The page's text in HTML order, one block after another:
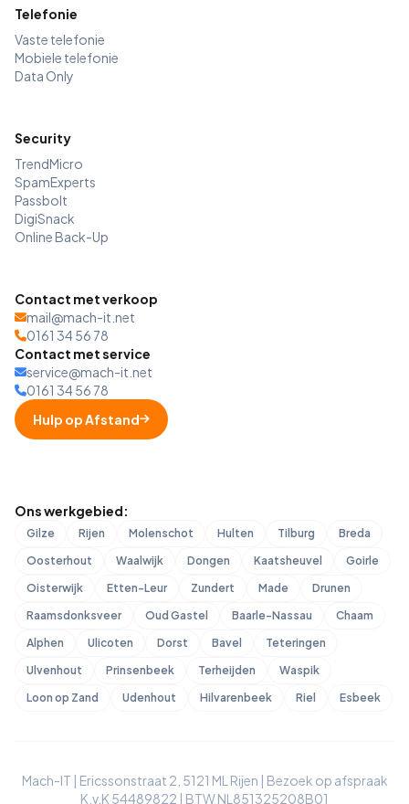
Telefonie
Vaste telefonie
Mobiele telefonie
Data Only
Security
TrendMicro
SpamExperts
Passbolt
DigiSnack
Online Back-Up
Contact met verkoop
mail@mach-it.net
0161 34 56 78
Contact met service
service@mach-it.net
0161 34 56 78
Hulp op Afstand
Ons werkgebied:
Gilze Rijen Molenschot Hulten Tilburg
Breda
Oosterhout
Waalwijk Dongen Kaatsheuvel
Goirle
Oisterwijk
Etten-Leur Zundert Made
Drunen
Raamsdonksveer
Oud Gastel Baarle-Nassau
Chaam
Alphen
Ulicoten Dorst Bavel
Teteringen
Ulvenhout
Prinsenbeek Terheijden
Waspik
Loon op Zand
Udenhout Hilvarenbeek Riel Esbeek
Mach-IT | Ericssonstraat 2, 5121 ML Rijen | Bezoek op afspraak
K.v.K 54489822 | BTW NL851325208B01